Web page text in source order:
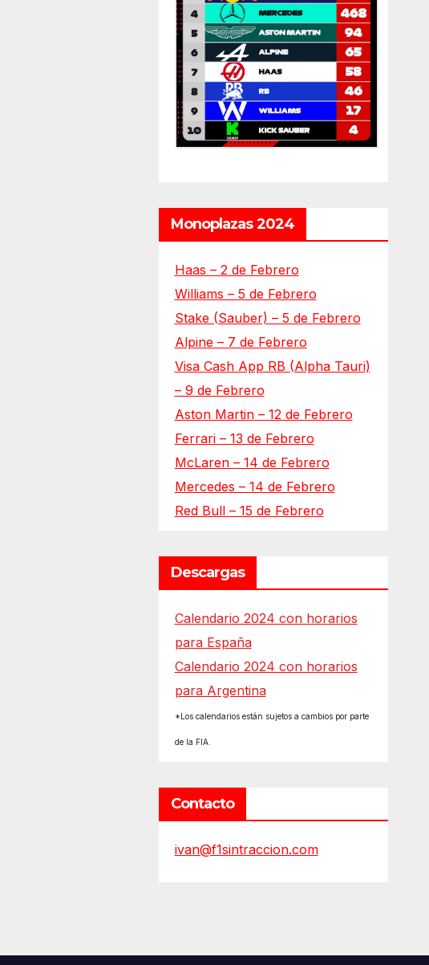
Monoplazas 2024
Haas – 2 de Febrero
Williams – 5 de Febrero
Stake (Sauber) – 5 de Febrero
Alpine – 7 de Febrero
Visa Cash App RB (Alpha Tauri)
– 9 de Febrero
Aston Martin – 12 de Febrero
Ferrari – 13 de Febrero
McLaren – 14 de Febrero
Mercedes – 14 de Febrero
Red Bull – 15 de Febrero
Descargas
Calendario 2024 con horarios
para España
Calendario 2024 con horarios
para Argentina
*Los calendarios están sujetos a cambios por parte
de la FIA.
Contacto
ivan@f1sintraccion.com